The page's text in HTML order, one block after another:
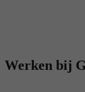
Werken bij